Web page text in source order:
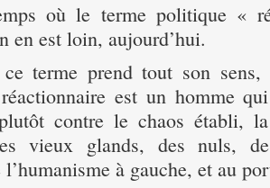
où le terme politique «
en est loin, aujourd’hui.
ce terme prend tout son
est un homme
contre le chaos établi,
vieux glands, des nuls,
l’humanisme à gauche, et au